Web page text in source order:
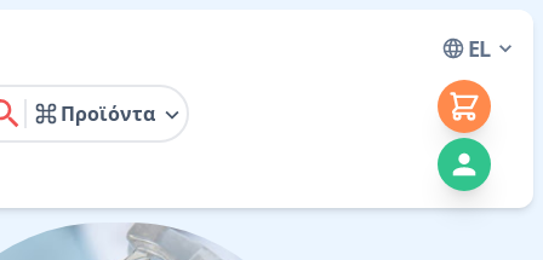
EL
Προϊόντα